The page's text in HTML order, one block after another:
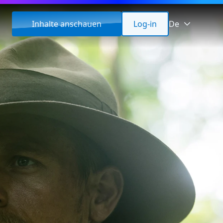
Inhalte anschauen Log-in De